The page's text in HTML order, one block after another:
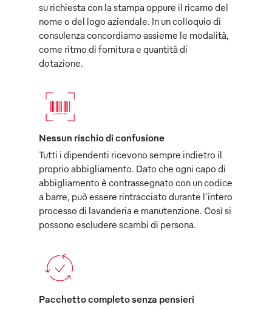
su richiesta con la stampa oppure il ricamo del
nome o del logo aziendale. In un colloquio di
consulenza concordiamo assieme le modalità,
come ritmo di fornitura e quantità di
dotazione.
Nessun rischio di confusione
Tutti i dipendenti ricevono sempre indietro il
proprio abbigliamento. Dato che ogni capo di
abbigliamento è contrassegnato con un codice
a barre, può essere rintracciato durante l’intero
processo di lavanderia e manutenzione. Così si
possono escludere scambi di persona.
Pacchetto completo senza pensieri